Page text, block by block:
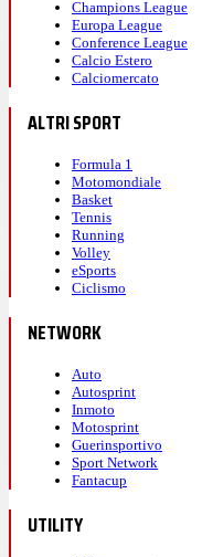
Champions League
Europa League
Conference League
Calcio Estero
Calciomercato
ALTRI SPORT
Formula 1
Motomondiale
Basket
Tennis
Running
Volley
eSports
Ciclismo
NETWORK
Auto
Autosprint
Inmoto
Motosprint
Guerinsportivo
Sport Network
Fantacup
UTILITY